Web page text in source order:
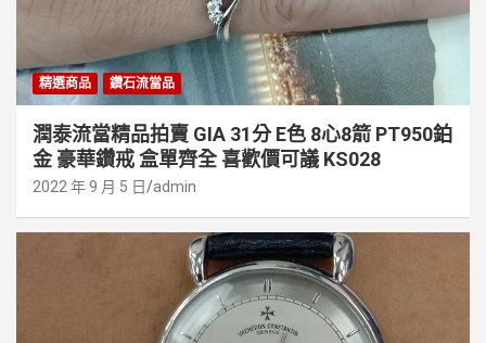
精選商品 鑽石流當品
潤泰流當精品拍賣 GIA 31分 E色 8心8箭 PT950鉑
金 豪華鑽戒 盒單齊全 喜歡價可議 KS028
2022 年 9 月 5 日 admin